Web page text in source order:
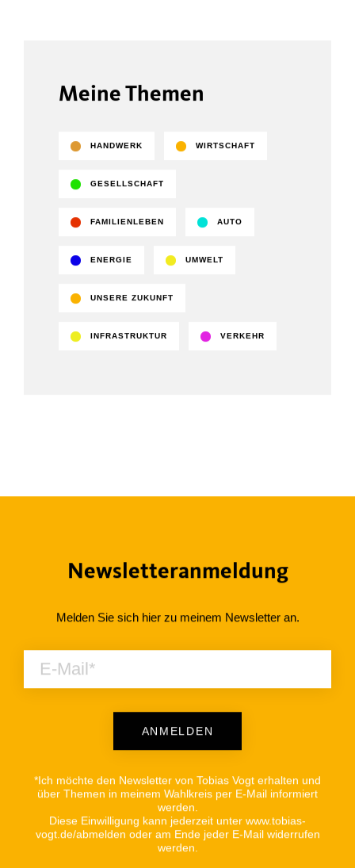
Meine Themen
HANDWERK WIRTSCHAFT
GESELLSCHAFT
FAMILIENLEBEN AUTO
ENERGIE UMWELT
UNSERE ZUKUNFT
INFRASTRUKTUR VERKEHR
Newsletteranmeldung
Melden Sie sich hier zu meinem Newsletter an.
ANMELDEN
*Ich möchte den Newsletter von Tobias Vogt erhalten und
über Themen in meinem Wahlkreis per E-Mail informiert
werden.
Diese Einwilligung kann jederzeit unter www.tobias-
vogt.de/abmelden oder am Ende jeder E-Mail widerrufen
werden.